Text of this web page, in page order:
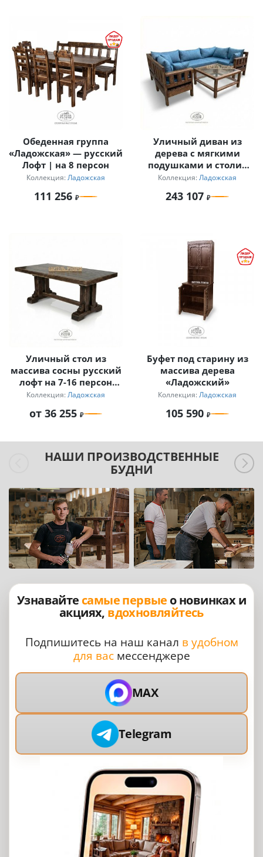
Обеденная группа
«Ладожская» — русский
Лофт | на 8 персон
Коллекция: Ладожская
111 256
Уличный диван из
дерева с мягкими
подушками и столик
для дачи
Коллекция: Ладожская
243 107
Уличный стол из
массива сосны русский
лофт на 7-16 персон
Ладожский
Коллекция: Ладожская
от 36 255
Буфет под старину из
массива дерева
«Ладожский»
Коллекция: Ладожская
105 590
НАШИ ПРОИЗВОДСТВЕННЫЕ
БУДНИ
Узнавайте самые первые о новинках и
акциях, вдохновляйтесь
Подпишитесь на наш канал в удобном
для васмессенджере
MAX
Telegram